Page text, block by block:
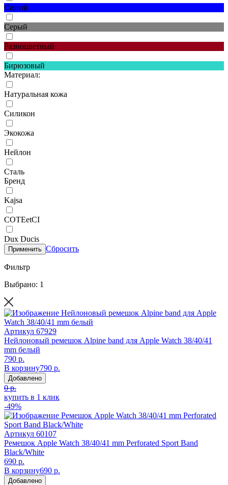
Синий
Серый
Разноцветный
Бирюзовый
Материал:
Натуральная кожа
Силикон
Экокожа
Нейлон
Сталь
Бренд
Kajsa
COTEetCI
Dux Ducis
Применить Сбросить
Фильтр
Выбрано: 1
Артикул 67929
Нейлоновый ремешок Alpine band для Apple Watch 38/40/41
mm белый
790 р.
В корзину790 р.
Добавлено
0 р.
купить в 1 клик
-49%
Артикул 60107
Ремешок Apple Watch 38/40/41 mm Perforated Sport Band
Black/White
690 р.
В корзину690 р.
Добавлено